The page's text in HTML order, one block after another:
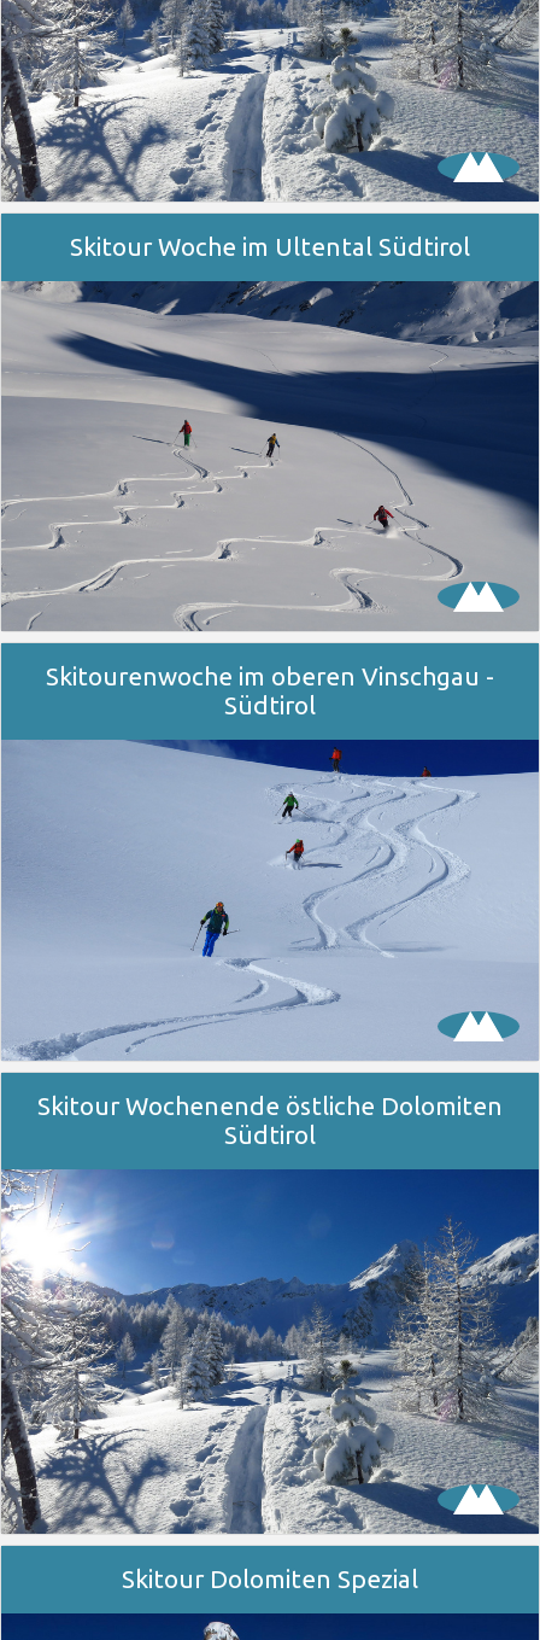
Skitour Woche im Ultental Südtirol
Skitourenwoche im oberen Vinschgau -
Südtirol
Skitour Wochenende östliche Dolomiten
Südtirol
Skitour Dolomiten Spezial